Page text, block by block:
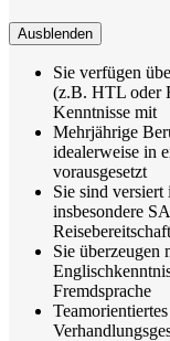
Ausblenden
Sie verfügen
(z.B. HTL oder
Kenntnisse mit
Mehrjährige
idealerweise in
vorausgesetzt
Sie sind
insbesondere
Sie überzeugen
Fremdsprache